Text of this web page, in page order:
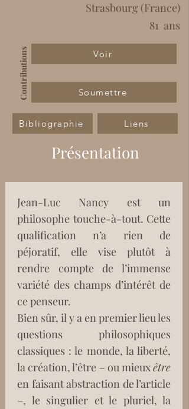
Strasbourg (France)
81 ans
Voir
Contributions Soumettre
Bibliographie Liens
Présentation
Jean-Luc Nancy est un
philosophe touche-à-tout. Cette
qualification n’a rien de
péjoratif, elle vise plutôt à
rendre compte de l’immense
variété des champs d’intérêt de
ce penseur.
Bien sûr, il y a en premier lieu les
questions philosophiques
classiques : le monde, la liberté,
la création, l’être – ou mieux être
en faisant abstraction de l’article
–, le singulier et le pluriel, la